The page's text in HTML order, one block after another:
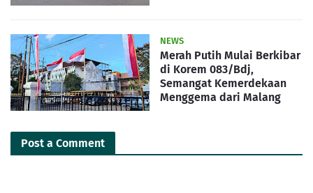
NEWS
Merah Putih Mulai Berkibar
di Korem 083/Bdj,
Semangat Kemerdekaan
Menggema dari Malang
Post a Comment